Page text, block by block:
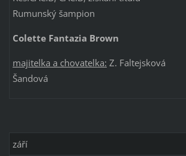
Rumunský šampion
Colette Fantazia Brown
majitelka a chovatelka: Z. Faltejsková
Šandová
září